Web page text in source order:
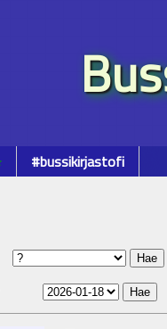
#bussikirjastofi